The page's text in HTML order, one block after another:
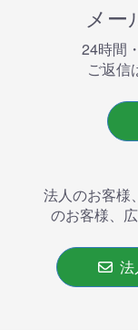
メー
24時間
ご返信
法人のお客様
のお客様、
法